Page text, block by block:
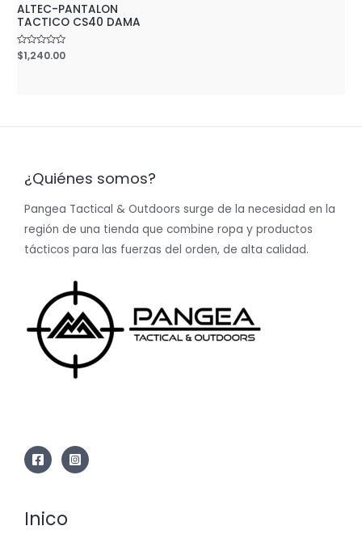
ALTEC-PANTALON
TACTICO CS40 DAMA
Rated
0
$1,240.00
¿Quiénes somos?
Pangea Tactical & Outdoors surge de la necesidad en la
región de una tienda que combine ropa y productos
tácticos para las fuerzas del orden, de alta calidad.
Inico